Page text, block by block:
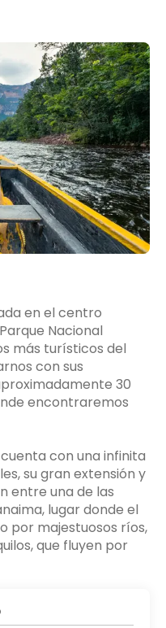
en el centro
Nacional
más turísticos del
con sus
30
encontraremos
con una infinita
su gran extensión y
entre una de las
lugar donde el
por majestuosos ríos,
que fluyen por